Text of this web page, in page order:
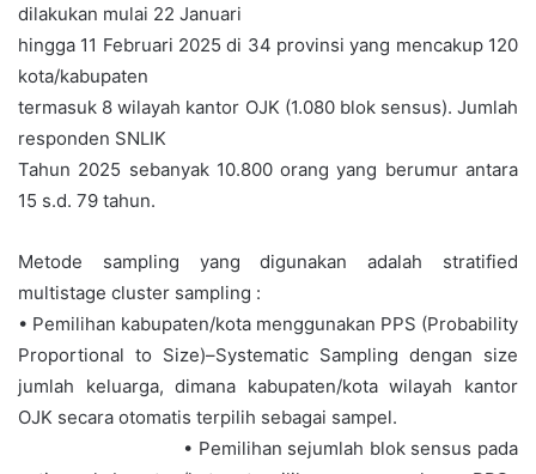
dilakukan mulai 22 Januari
hingga 11 Februari 2025 di 34 provinsi yang mencakup 120
kota/kabupaten
termasuk 8 wilayah kantor OJK (1.080 blok sensus). Jumlah
responden SNLIK
Tahun 2025 sebanyak 10.800 orang yang berumur antara
15 s.d. 79 tahun.
Metode sampling yang digunakan adalah stratified
multistage cluster sampling :
• Pemilihan kabupaten/kota menggunakan PPS (Probability
Proportional to Size)–Systematic Sampling dengan size
jumlah keluarga, dimana kabupaten/kota wilayah kantor
OJK secara otomatis terpilih sebagai sampel.
• Pemilihan sejumlah blok sensus pada